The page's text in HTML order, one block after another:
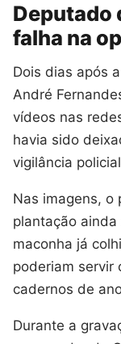
Deputado
falha na
Dois dias após
André
vídeos nas
havia sido
vigilância
Nas imagens, o
plantação
maconha já
poderiam servir
cadernos de
Durante a